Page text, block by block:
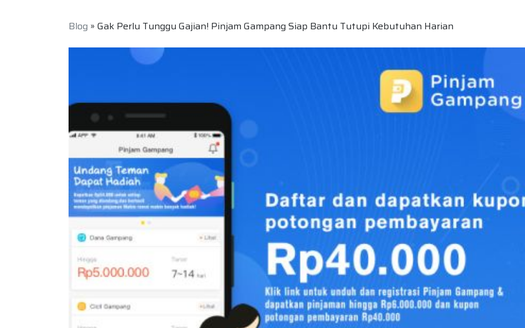
Blog » Gak Perlu Tunggu Gajian! Pinjam Gampang Siap Bantu Tutupi Kebutuhan Harian